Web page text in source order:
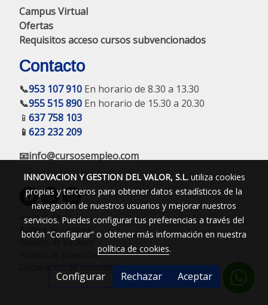
Campus Virtual
Ofertas
Requisitos acceso cursos subvencionados
Contacto
📞953 107 910 En horario de 8.30 a 13.30
📞955 515 890 En horario de 15.30 a 20.30
📱 637 758 103
📱 623 232 209
📧info@cursosempleo.com
Aviso legal
Política de cookies
Gestión de cookies
Política de privacidad
Declaración de accesibilidad
INNOVACION Y GESTION DEL VALOR, S.L.utiliza cookies
propias y terceros para obtener datos estadísticos de la
navegación de nuestros usuarios y mejorar nuestros
servicios. Puedes configurar tus preferencias a través del
botón “Configurar” o obtener más información en nuestra
política de cookies.
Configurar Rechazar Aceptar